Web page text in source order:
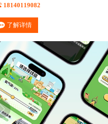
18140119082
了解详情